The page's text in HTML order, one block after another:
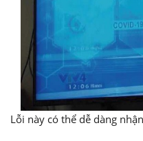
Lỗi này có thể dễ dàng